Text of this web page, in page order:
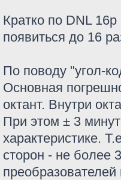
Кратко по DNL
появиться до 16
По поводу "угол-
Основная
октант. Внутри
При этом ± 3
характеристике.
сторон - не более